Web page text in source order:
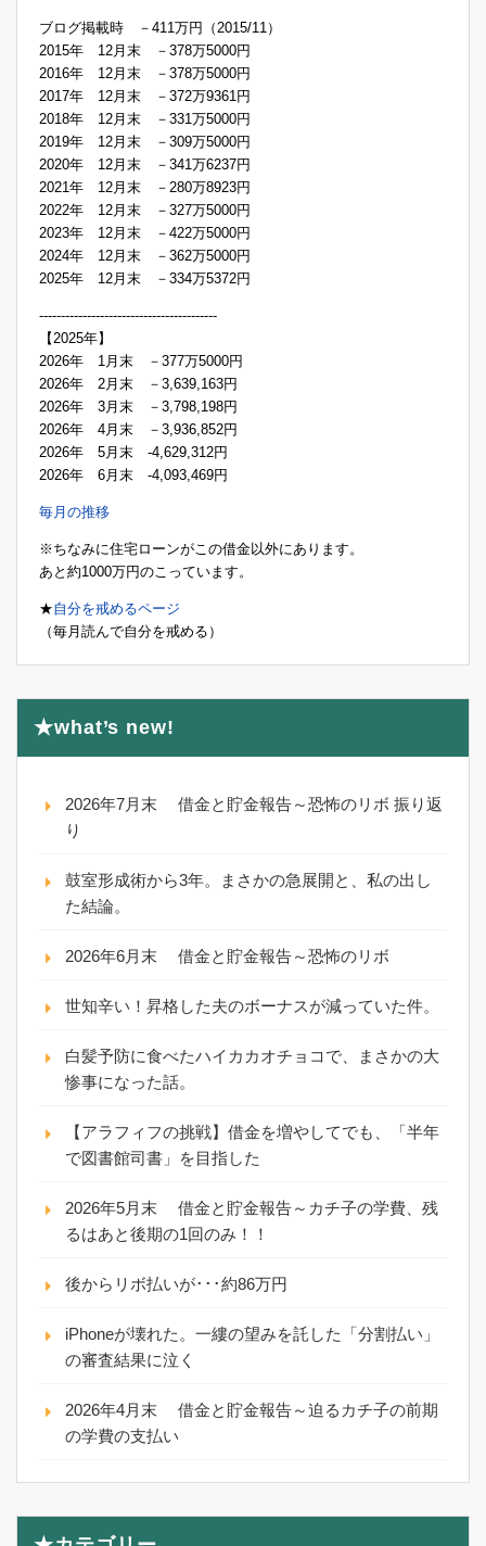
ブログ掲載時 －411万円（2015/11）
2015年 12月末 －378万5000円
2016年 12月末 －378万5000円
2017年 12月末 －372万9361円
2018年 12月末 －331万5000円
2019年 12月末 －309万5000円
2020年 12月末 －341万6237円
2021年 12月末 －280万8923円
2022年 12月末 －327万5000円
2023年 12月末 －422万5000円
2024年 12月末 －362万5000円
2025年 12月末 －334万5372円
-----------------------------------------
【2025年】
2026年 1月末 －377万5000円
2026年 2月末 －3,639,163円
2026年 3月末 －3,798,198円
2026年 4月末 －3,936,852円
2026年 5月末 -4,629,312円
2026年 6月末 -4,093,469円
毎月の推移
※ちなみに住宅ローンがこの借金以外にあります。
あと約1000万円のこっています。
★自分を戒めるページ
（毎月読んで自分を戒める）
★what’s new!
2026年7月末 借金と貯金報告～恐怖のリボ 振り返
り
鼓室形成術から3年。まさかの急展開と、私の出し
た結論。
2026年6月末 借金と貯金報告～恐怖のリボ
世知辛い！昇格した夫のボーナスが減っていた件。
白髪予防に食べたハイカカオチョコで、まさかの大
惨事になった話。
【アラフィフの挑戦】借金を増やしてでも、「半年
で図書館司書」を目指した
2026年5月末 借金と貯金報告～カチ子の学費、残
るはあと後期の1回のみ！！
後からリボ払いが･･･約86万円
iPhoneが壊れた。一縷の望みを託した「分割払い」
の審査結果に泣く
2026年4月末 借金と貯金報告～迫るカチ子の前期
の学費の支払い